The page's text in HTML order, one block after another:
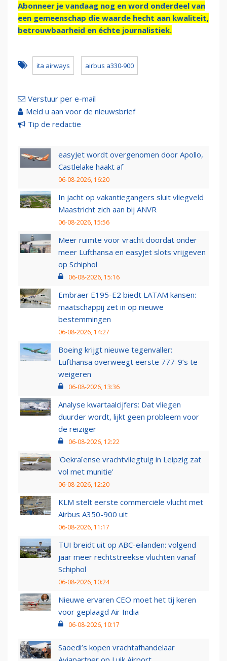
Abonneer je vandaag nog en word onderdeel van
een gemeenschap die waarde hecht aan kwaliteit,
betrouwbaarheid en échte journalistiek.
ita airways airbus a330-900
Verstuur per e-mail
Meld u aan voor de nieuwsbrief
Tip de redactie
easyJet wordt overgenomen door Apollo,
Castlelake haakt af
06-08-2026, 16:20
In jacht op vakantiegangers sluit vliegveld
Maastricht zich aan bij ANVR
06-08-2026, 15:56
Meer ruimte voor vracht doordat onder
meer Lufthansa en easyJet slots vrijgeven
op Schiphol
06-08-2026, 15:16
Embraer E195-E2 biedt LATAM kansen:
maatschappij zet in op nieuwe
bestemmingen
06-08-2026, 14:27
Boeing krijgt nieuwe tegenvaller:
Lufthansa overweegt eerste 777-9’s te
weigeren
06-08-2026, 13:36
Analyse kwartaalcijfers: Dat vliegen
duurder wordt, lijkt geen probleem voor
de reiziger
06-08-2026, 12:22
'Oekraïense vrachtvliegtuig in Leipzig zat
vol met munitie'
06-08-2026, 12:20
KLM stelt eerste commerciële vlucht met
Airbus A350-900 uit
06-08-2026, 11:17
TUI breidt uit op ABC-eilanden: volgend
jaar meer rechtstreekse vluchten vanaf
Schiphol
06-08-2026, 10:24
Nieuwe ervaren CEO moet het tij keren
voor geplaagd Air India
06-08-2026, 10:17
Saoedi’s kopen vrachtafhandelaar